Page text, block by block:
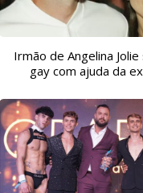
Irmão de Angelina
gay com ajuda da